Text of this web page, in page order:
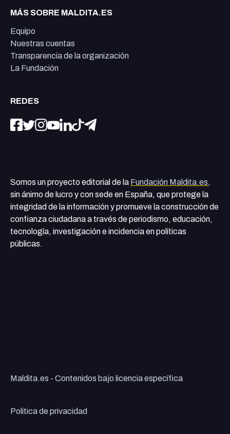
MÁS SOBRE MALDITA.ES
Equipo
Nuestras cuentas
Transparencia de la organización
La Fundación
REDES
Somos un proyecto editorial de la Fundación Maldita.es,
sin ánimo de lucro y con sede en España, que protege la
integridad de la información y promueve la construcción de
confianza ciudadana a través de periodismo, educación,
tecnología, investigación e incidencia en políticas
públicas.
Maldita.es - Contenidos bajo licencia específica
Política de privacidad